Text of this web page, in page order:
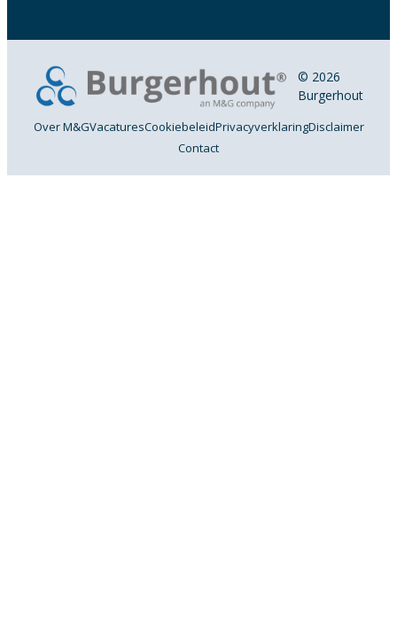
© 2026
Burgerhout
Over M&GVacaturesCookiebeleidPrivacyverklaringDisclaimer
Contact